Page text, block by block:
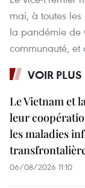
mai, à toutes
la pandémie de
communauté, et
VOIR PLUS
Le Vietnam et
leur
les maladies
06/08/2026 11:10